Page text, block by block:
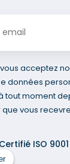
acceptez
données
tout moment
vous
Certifié ISO 9001